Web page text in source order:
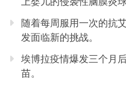
随着每周服用一次的抗
发面临新的挑战。
埃博拉疫情爆发三个月
苗。